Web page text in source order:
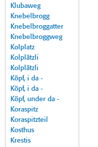
Klubaweg
Knebelbrogg
Knebelbroggatter
Knebelbroggweg
Kolplatz
Kolplätzli
Kolplätzli
Köpf, i da -
Köpf, i da -
Köpf, under da -
Koraspitz
Koraspitzteil
Kosthus
Krestis